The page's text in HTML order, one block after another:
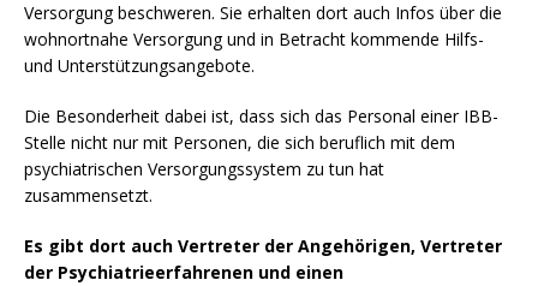
Versorgung beschweren. Sie erhalten dort auch Infos über die
wohnortnahe Versorgung und in Betracht kommende Hilfs-
und Unterstützungsangebote.
Die Besonderheit dabei ist, dass sich das Personal einer IBB-
Stelle nicht nur mit Personen, die sich beruflich mit dem
psychiatrischen Versorgungssystem zu tun hat
zusammensetzt.
Es gibt dort auch Vertreter der Angehörigen, Vertreter
der Psychiatrieerfahrenen und einen